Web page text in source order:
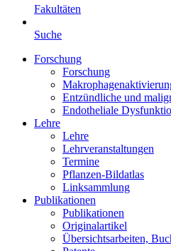
Fakultäten
Suche
Forschung
Forschung
Entzündliche und
Endotheliale
Lehre
Lehre
Lehrveranstaltungen
Termine
Pflanzen-Bildatlas
Linksammlung
Publikationen
Publikationen
Originalartikel
Übersichtsarbeiten,